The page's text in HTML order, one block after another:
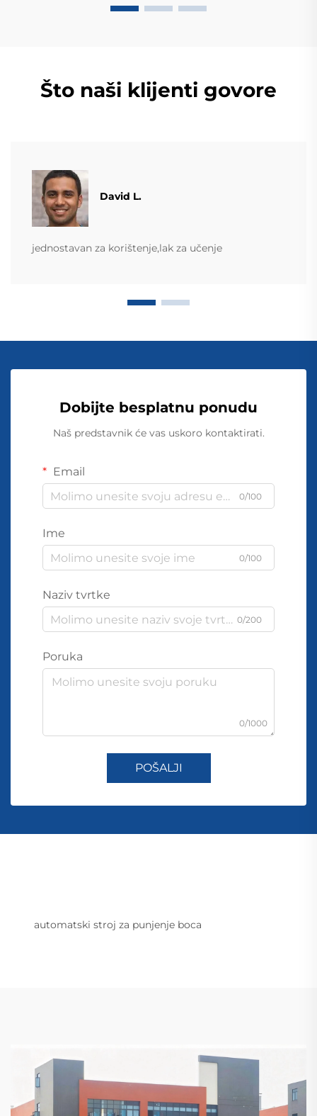
Što naši klijenti govore
David L.
jednostavan za korištenje,lak za učenje
Dobijte besplatnu ponudu
Naš predstavnik će vas uskoro kontaktirati.
Email
0/100
Ime
0/100
Naziv tvrtke
0/200
Poruka
0/1000
POŠALJI
automatski stroj za punjenje boca